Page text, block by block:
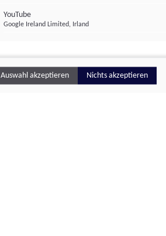
YouTube
Google Ireland Limited, Irland
Auswahl akzeptieren Nichts akzeptieren